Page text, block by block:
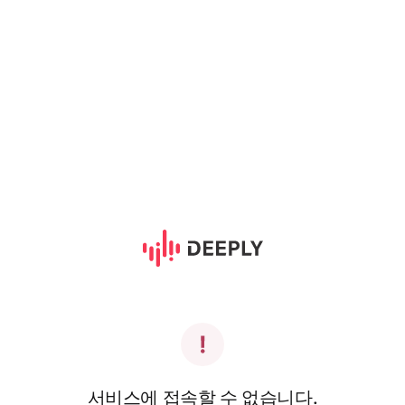
서비스에 접속할 수 없습니다.